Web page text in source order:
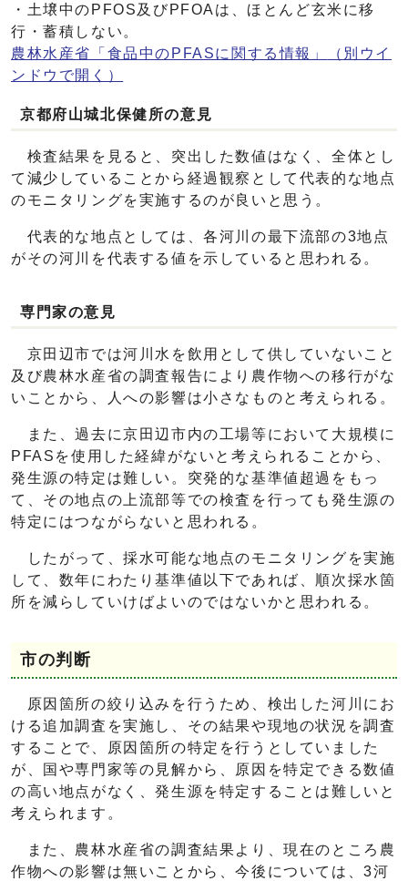
・土壌中のPFOS及びPFOAは、ほとんど玄米に移
行・蓄積しない。
農林水産省「食品中のPFASに関する情報」
（別ウイ
ンドウで開く）
京都府山城北保健所の意見
検査結果を見ると、突出した数値はなく、全体とし
て減少していることから経過観察として代表的な地点
のモニタリングを実施するのが良いと思う。
代表的な地点としては、各河川の最下流部の3地点
がその河川を代表する値を示していると思われる。
専門家の意見
京田辺市では河川水を飲用として供していないこと
及び農林水産省の調査報告により農作物への移行がな
いことから、人への影響は小さなものと考えられる。
また、過去に京田辺市内の工場等において大規模に
PFASを使用した経緯がないと考えられることから、
発生源の特定は難しい。突発的な基準値超過をもっ
て、その地点の上流部等での検査を行っても発生源の
特定にはつながらないと思われる。
したがって、採水可能な地点のモニタリングを実施
して、数年にわたり基準値以下であれば、順次採水箇
所を減らしていけばよいのではないかと思われる。
市の判断
原因箇所の絞り込みを行うため、検出した河川にお
ける追加調査を実施し、その結果や現地の状況を調査
することで、原因箇所の特定を行うとしていました
が、国や専門家等の見解から、原因を特定できる数値
の高い地点がなく、発生源を特定することは難しいと
考えられます。
また、農林水産省の調査結果より、現在のところ農
作物への影響は無いことから、今後については、3河